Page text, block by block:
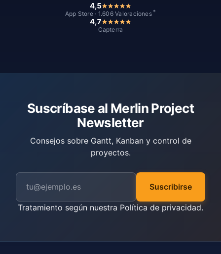
4,5
App Store · 1.606 Valoraciones *
4,7
Capterra
Suscríbase al Merlin Project
Newsletter
Consejos sobre Gantt, Kanban y control de
proyectos.
Suscribirse
Tratamiento según nuestra Política de privacidad.